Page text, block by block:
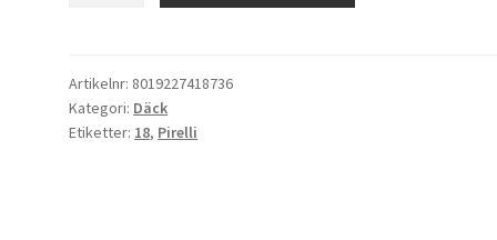
150/70
R
18
Artikelnr: 8019227418736
Kategori: Däck
Etiketter: 18, Pirelli